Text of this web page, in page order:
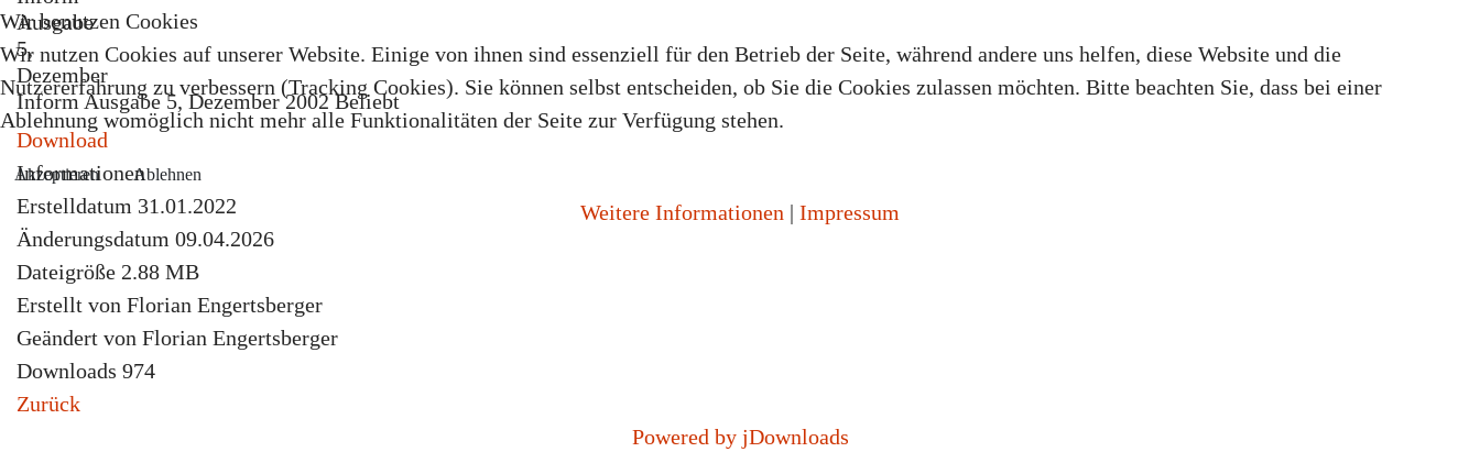
Inform Ausgabe 5, Dezember 2002Beliebt
Download
Informationen
Erstelldatum 31.01.2022
Änderungsdatum 09.04.2026
Dateigröße 2.88 MB
Erstellt von Florian Engertsberger
Geändert von Florian Engertsberger
Downloads 974
Zurück
Powered by jDownloads
Wir benutzen Cookies
Wir nutzen Cookies auf unserer Website. Einige von ihnen sind essenziell für den Betrieb der Seite, während andere uns helfen, diese Website und die
Nutzererfahrung zu verbessern (Tracking Cookies). Sie können selbst entscheiden, ob Sie die Cookies zulassen möchten. Bitte beachten Sie, dass bei einer
Ablehnung womöglich nicht mehr alle Funktionalitäten der Seite zur Verfügung stehen.
Akzeptieren Ablehnen
Weitere Informationen | Impressum